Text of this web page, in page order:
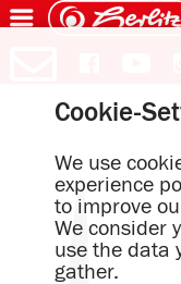
Cookie-
We use
experience
to improve
We consider
use the data
gather.